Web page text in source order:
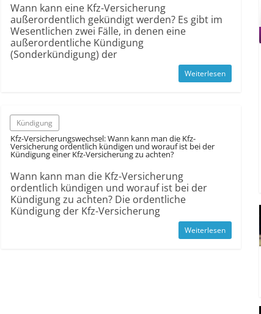
Wann kann eine Kfz-Versicherung
außerordentlich gekündigt werden? Es gibt im
Wesentlichen zwei Fälle, in denen eine
außerordentliche Kündigung
(Sonderkündigung) der
Weiterlesen
Kündigung
Kfz-Versicherungswechsel: Wann kann man die Kfz-
Versicherung ordentlich kündigen und worauf ist bei der
Kündigung einer Kfz-Versicherung zu achten?
Wann kann man die Kfz-Versicherung
ordentlich kündigen und worauf ist bei der
Kündigung zu achten? Die ordentliche
Kündigung der Kfz-Versicherung
Weiterlesen